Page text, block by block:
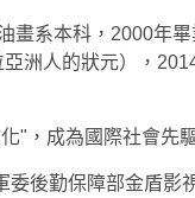
畫系本科，2000年
洲人的狀元），
"，成為國際社會先
後勤保障部金盾影